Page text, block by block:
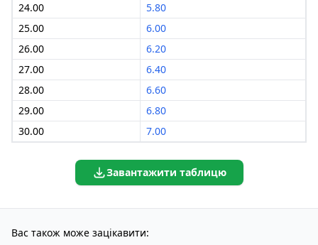
24.00
5.80
25.00
6.00
26.00
6.20
27.00
6.40
28.00
6.60
29.00
6.80
30.00
7.00
Завантажити таблицю
Вас також може зацікавити: